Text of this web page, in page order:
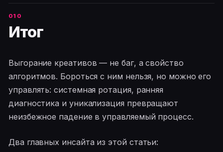
Итог
Выгорание креативов — не баг, а свойство
алгоритмов. Бороться с ним нельзя, но можно его
управлять: системная ротация, ранняя
диагностика и уникализация превращают
неизбежное падение в управляемый процесс.
Два главных инсайта из этой статьи: